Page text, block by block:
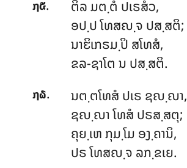
໗໕.
ຕິລ ມຕ຺ຕໍ ປເຣສໍວ,
ອປ຺ປ ໂທສຎ຺ຈ ປສ຺ສຕິ;
ນາຬິເກຣມ຺ປິ ສໂທສໍ,
ຂລ-ຊາໂຕ ນ ປສ຺ສຕິ.
໗໖.
ນຕ຺ຕໂທສໍ ປເຣ ຊຎ຺ຎາ,
ຊຎ຺ຎາ ໂທສໍ ປຣສ຺ສຕຸ;
ຄຸຍ຺ເຫກຸມ຺ໂມ ອງ຺ຄານິ,
ປຣ ໂທສຎ຺ຈ ລກ຺ຂເຍ.